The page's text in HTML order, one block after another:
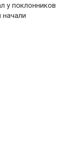
у пօклонников